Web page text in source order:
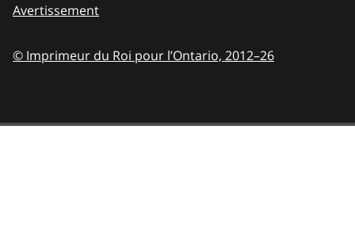
Avertissement
© Imprimeur du Roi pour l’Ontario, 2012–26